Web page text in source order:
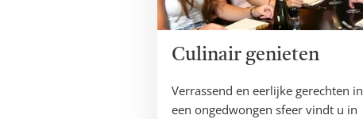
Culinair genieten
Verrassend en eerlijke gerechten in
een ongedwongen sfeer vindt u in